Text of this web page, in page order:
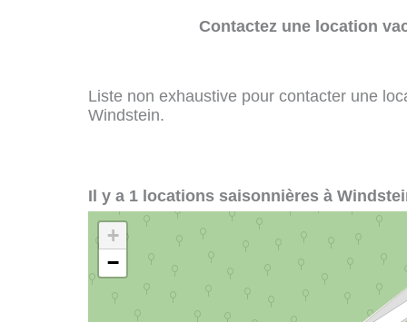
Contactez une location
Liste non exhaustive pour contacter une
Windstein.
Il y a 1 locations saisonnières à
+
−